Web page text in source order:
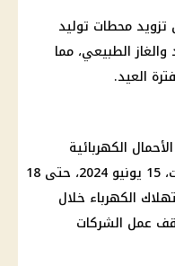
محطات توليد
والغاز الطبيعي، مما
العيد.
الكهربائية
ستتوقف مؤقتًا اعتبارًا من يوم السبت، 15 يونيو 2024، حتى 18
استهلاك الكهرباء خلال
عمل الشركات